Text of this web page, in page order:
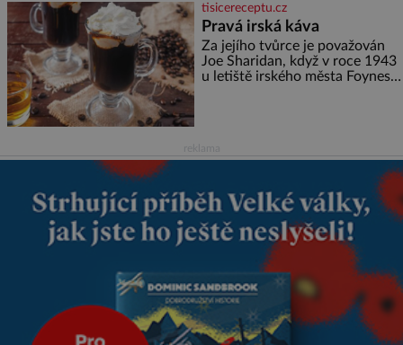
marně v paměti lovíte název
knížky, kterou jste nedávno
přečetli. Je to opravdu tak, s
věkem jako kdyby se paměť
rozhodla stávkovat. Cvičte
tisicereceptu.cz
Pravá irská káva
Za jejího tvůrce je považován
Joe Sharidan, když v roce 1943
u letiště irského města Foynes